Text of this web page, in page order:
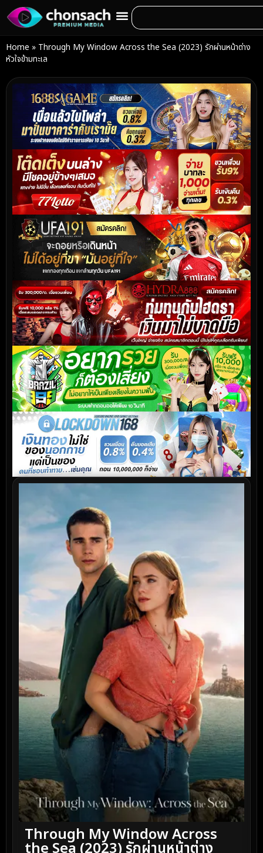
Home » Through My Window Across the Sea (2023) รักผ่านหน้าต่าง
หัวใจข้ามทะเล
Through My Window Across